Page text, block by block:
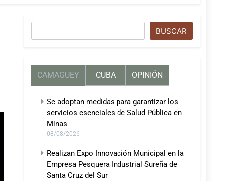
BUSCAR
CAMAGUEY CUBA OPINIÓN
Se adoptan medidas para garantizar los
servicios esenciales de Salud Pública en
Minas
08/08/2026
Realizan Expo Innovación Municipal en la
Empresa Pesquera Industrial Sureña de
Santa Cruz del Sur